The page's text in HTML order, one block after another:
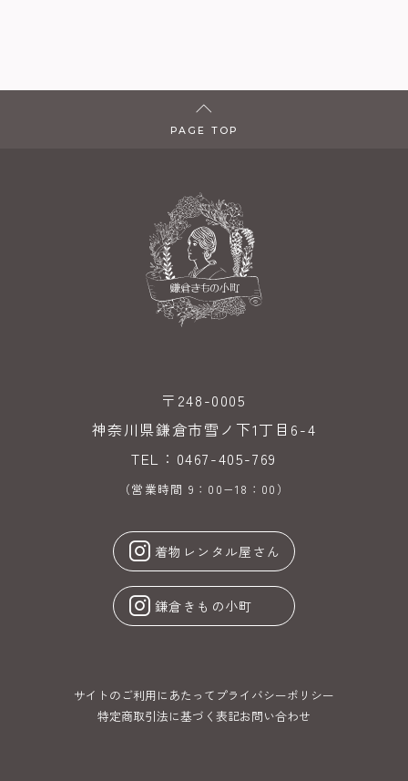
PAGE TOP
〒248-0005
神奈川県鎌倉市雪ノ下1丁目6-4
TEL：0467-405-769
（営業時間 9：00−18：00）
着物レンタル屋さん
鎌倉きもの小町
サイトのご利用にあたって プライバシーポリシー
特定商取引法に基づく表記お問い合わせ